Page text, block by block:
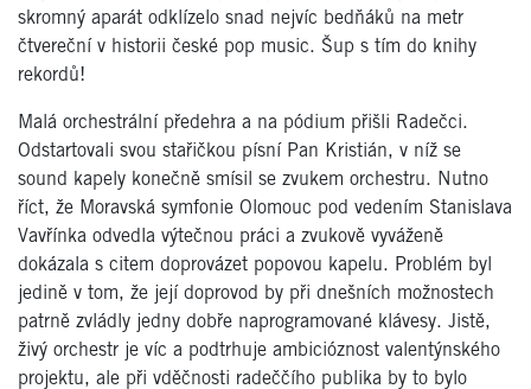
skromný aparát odklízelo snad nejvíc bedňáků na metr
čtvereční v historii české pop music. Šup s tím do knihy
rekordů!
Malá orchestrální předehra a na pódium přišli Radečci.
Odstartovali svou stařičkou písní Pan Kristián, v níž se
sound kapely konečně smísil se zvukem orchestru. Nutno
říct, že Moravská symfonie Olomouc pod vedením Stanislava
Vavřínka odvedla výtečnou práci a zvukově vyváženě
dokázala s citem doprovázet popovou kapelu. Problém byl
jedině v tom, že její doprovod by při dnešních možnostech
patrně zvládly jedny dobře naprogramované klávesy. Jistě,
živý orchestr je víc a podtrhuje ambicióznost valentýnského
projektu, ale při vděčnosti radeččího publika by to bylo